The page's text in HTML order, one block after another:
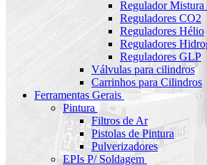
Regulador
Reguladores CO2
Reguladores Hélio
Reguladores
Reguladores GLP
Válvulas para cilindros
Carrinhos para Cilindros
Ferramentas Gerais
Pintura
Filtros de Ar
Pistolas de Pintura
Pulverizadores
EPIs P/ Soldagem